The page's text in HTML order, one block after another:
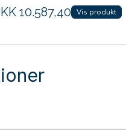
10.587,40 Vis produkt